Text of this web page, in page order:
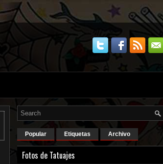
Popular Etiquetas Archivo
Fotos de Tatuajes